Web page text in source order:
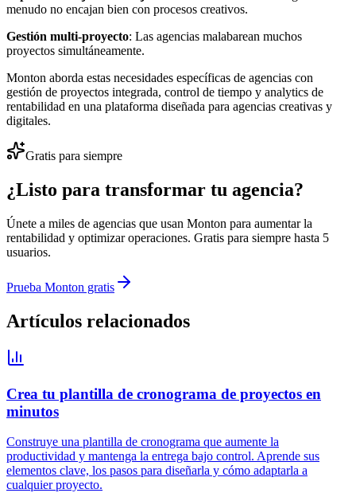
menudo no encajan bien con procesos creativos.
Gestión multi-proyecto: Las agencias malabarean muchos
proyectos simultáneamente.
Monton aborda estas necesidades específicas de agencias con
gestión de proyectos integrada, control de tiempo y analytics de
rentabilidad en una plataforma diseñada para agencias creativas y
digitales.
Gratis para siempre
¿Listo para transformar tu agencia?
Únete a miles de agencias que usan Monton para aumentar la
rentabilidad y optimizar operaciones. Gratis para siempre hasta 5
usuarios.
Prueba Monton gratis
Artículos relacionados
Crea tu plantilla de cronograma de proyectos en
minutos
Construye una plantilla de cronograma que aumente la
productividad y mantenga la entrega bajo control. Aprende sus
elementos clave, los pasos para diseñarla y cómo adaptarla a
cualquier proyecto.